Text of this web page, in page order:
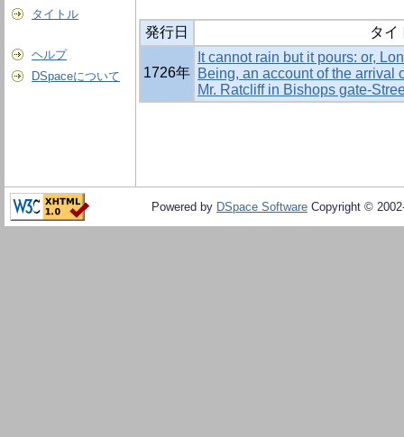
タイトル
ヘルプ
DSpaceについて
発行日 タイ
1726年
It cannot rain but it pours: or,
Being, an account of the arrival
Mr. Ratcliff in Bishops gate-
Powered by DSpace Software Copyright ©